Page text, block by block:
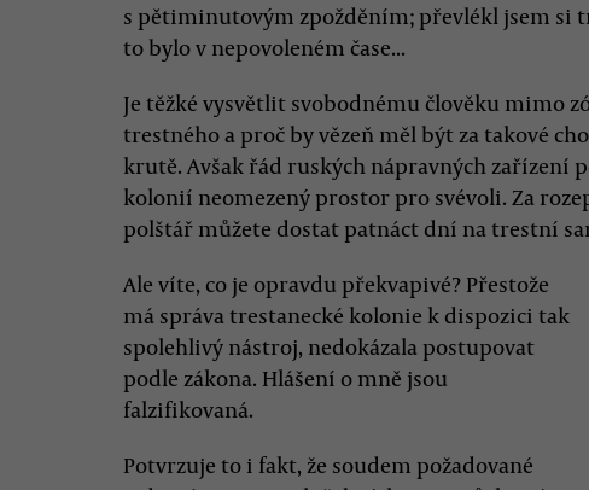
s pětiminutovým zpožděním; převlékl jsem si
to bylo v nepovoleném čase...
Je těžké vysvětlit svobodnému člověku mimo
trestného a proč by vězeň měl být za takové
krutě. Avšak řád ruských nápravných zařízení
kolonií neomezený prostor pro svévoli. Za
polštář můžete dostat patnáct dní na trestní
Ale víte, co je opravdu překvapivé? Přestože
má správa trestanecké kolonie k dispozici tak
spolehlivý nástroj, nedokázala postupovat
podle zákona. Hlášení o mně jsou
falzifikovaná.
Potvrzuje to i fakt, že soudem požadované